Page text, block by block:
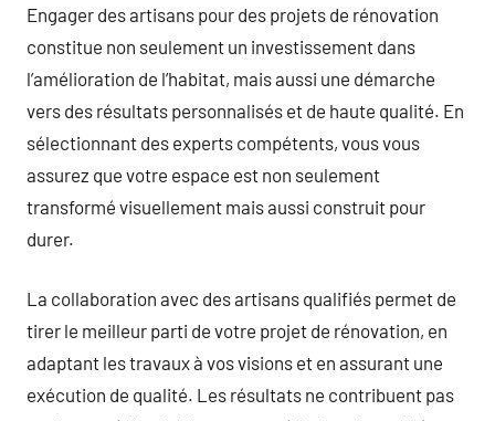
Engager des artisans pour des projets de rénovation
constitue non seulement un investissement dans
l’amélioration de l’habitat, mais aussi une démarche
vers des résultats personnalisés et de haute qualité. En
sélectionnant des experts compétents, vous vous
assurez que votre espace est non seulement
transformé visuellement mais aussi construit pour
durer.
La collaboration avec des artisans qualifiés permet de
tirer le meilleur parti de votre projet de rénovation, en
adaptant les travaux à vos visions et en assurant une
exécution de qualité. Les résultats ne contribuent pas